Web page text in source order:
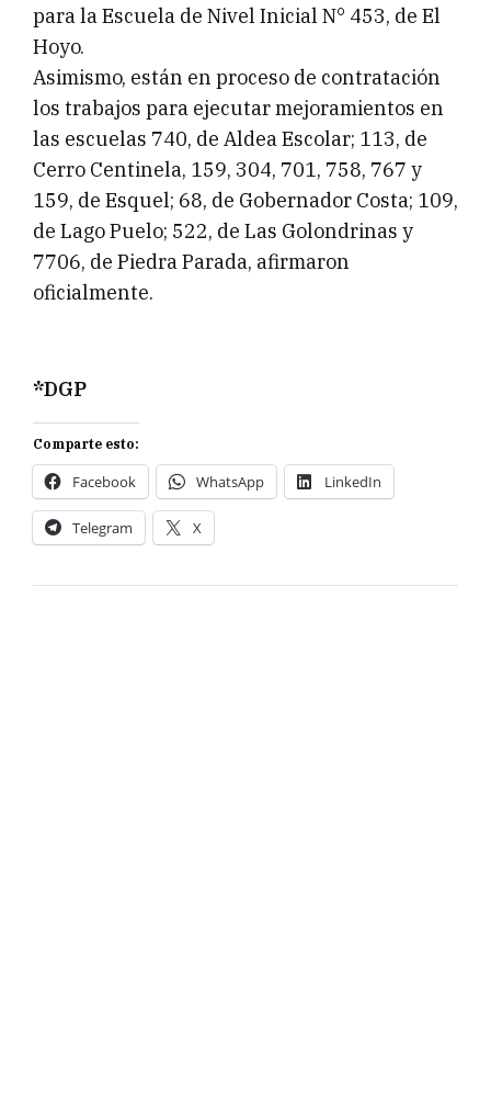
para la Escuela de Nivel Inicial N° 453, de El
Hoyo.
Asimismo, están en proceso de contratación
los trabajos para ejecutar mejoramientos en
las escuelas 740, de Aldea Escolar; 113, de
Cerro Centinela, 159, 304, 701, 758, 767 y
159, de Esquel; 68, de Gobernador Costa; 109,
de Lago Puelo; 522, de Las Golondrinas y
7706, de Piedra Parada, afirmaron
oficialmente.
*DGP
Comparte esto:
Facebook WhatsApp LinkedIn
Telegram X